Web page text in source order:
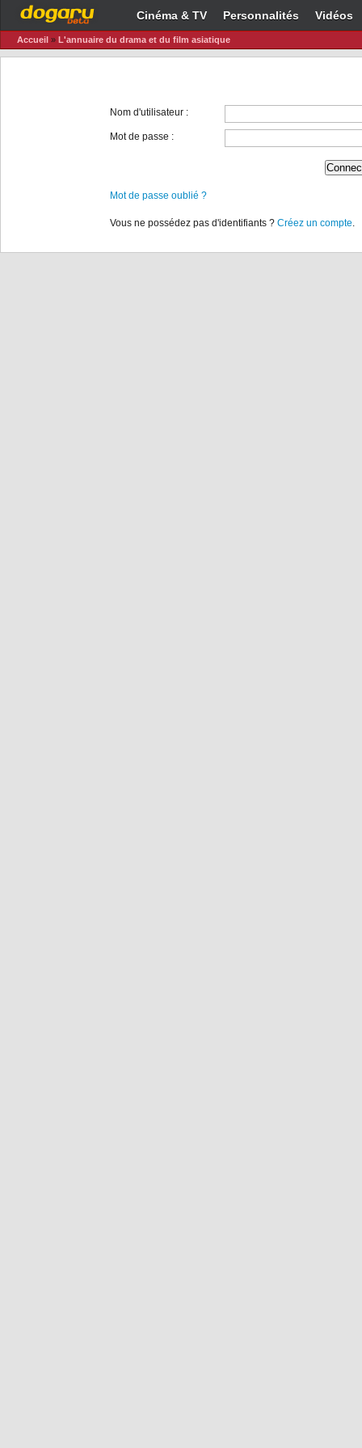
Cinéma & TV Personnalités Vidéos
Accueil » L'annuaire du drama et du film asiatique
Nom d'utilisateur :
Mot de passe :
Mot de passe oublié ?
Vous ne possédez pas d'identifiants ? Créez un compte.